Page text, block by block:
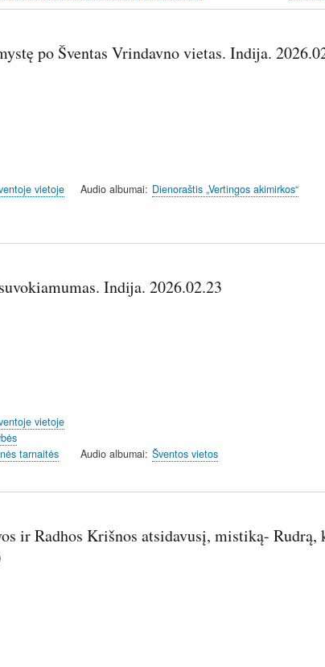
po Šventas Vrindavno vietas. Indija.
vietoje Audio albumai
Dienoraštis „Vertingos akimirkos“
Indija. 2026.02.23
vietoje
tarnaitės
Audio albumai Šventos vietos
ir Radhos Krišnos atsidavusį, mistiką- Rudrą,